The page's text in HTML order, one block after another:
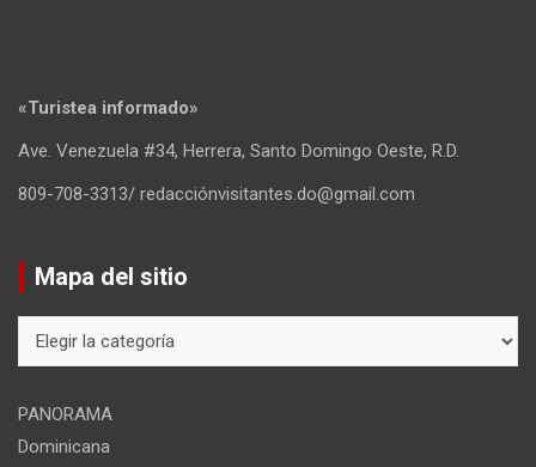
«Turistea informado»
Ave. Venezuela #34, Herrera, Santo Domingo Oeste, R.D.
809-708-3313/ redacciónvisitantes.do@gmail.com
Mapa del sitio
del
PANORAMA
Dominicana